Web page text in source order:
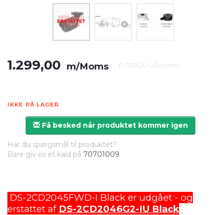
1.299,00 m/Moms (1.039,20 u/Moms)
IKKE PÅ LAGER
Få besked når produktet kommer igen
Har du spørgsmål til produktet?
Bare giv os et kald på 70701009
DS-2CD2045FWD-I Black er udgået - og
erstattet af DS-2CD2046G2-IU Black